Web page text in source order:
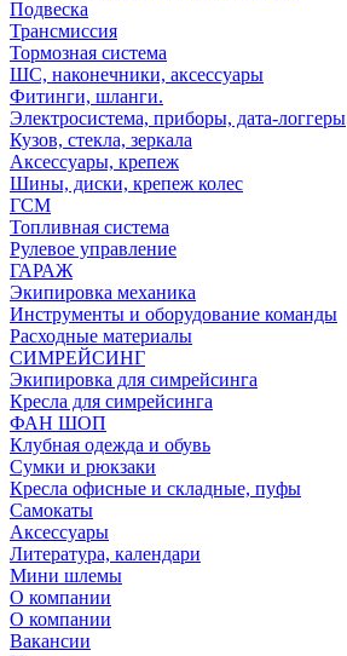
Подвеска
Трансмиссия
Тормозная система
ШС, наконечники, аксессуары
Фитинги, шланги.
Электросистема, приборы, дата-логгеры
Кузов, стекла, зеркала
Аксессуары, крепеж
Шины, диски, крепеж колес
ГСМ
Топливная система
Рулевое управление
ГАРАЖ
Экипировка механика
Инструменты и оборудование команды
Расходные материалы
СИМРЕЙСИНГ
Экипировка для симрейсинга
Кресла для симрейсинга
ФАН ШОП
Клубная одежда и обувь
Сумки и рюкзаки
Кресла офисные и складные, пуфы
Самокаты
Аксессуары
Литература, календари
Мини шлемы
О компании
О компании
Вакансии